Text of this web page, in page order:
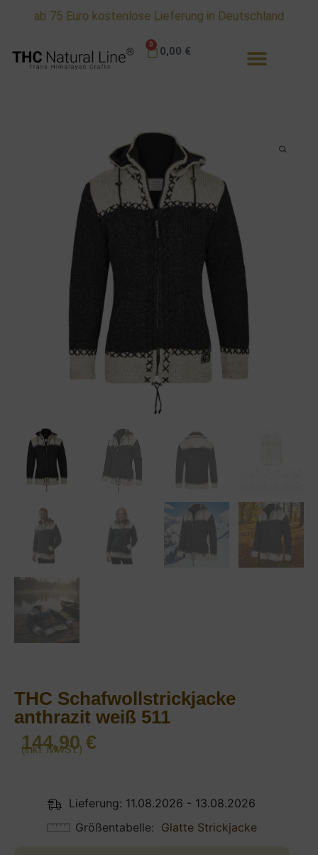
ab 75 Euro kostenlose Lieferung in Deutschland
0,00 €
0
THC Schafwollstrickjacke
anthrazit weiß 511
144,90 €
(inkl. MwSt.)
Lieferung: 11.08.2026 - 13.08.2026
Größentabelle
Glatte Strickjacke